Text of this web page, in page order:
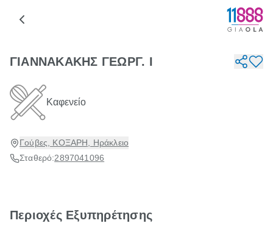
ΓΙΑΝΝΑΚΑΚΗΣ ΓΕΩΡΓ. Ι
Καφενείο
Γούβες, ΚΟΞΑΡΗ, Ηράκλειο
Σταθερό:2897041096
Περιοχές Εξυπηρέτησης